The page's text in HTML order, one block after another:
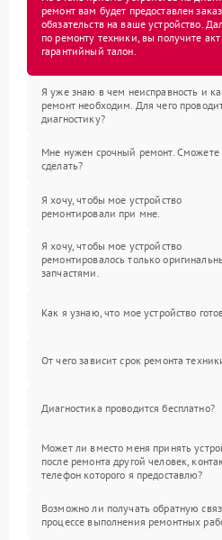
ремонт вам будет предоставлен
обязательств на ваше устройство.
по ремонту техники, вы получите
гарантийный талон.
Я уже знаю в чем неисправность и
ремонт необходим. Для чего
диагностику?
Мне нужен срочный ремонт. Сможете
сделать?
Я хочу, чтобы мое устройство
ремонтировали при мне.
Я хочу, чтобы мое устройство
ремонтировалось только
запчастями.
Как я узнаю, что мое устройство
От чего зависит срок ремонта
Диагностика проводится бесплатно?
Может ли вместо меня принять
после ремонта другой человек,
телефон которого я предоставлю?
Возможно ли получать обратную
процессе выполнения ремонтных